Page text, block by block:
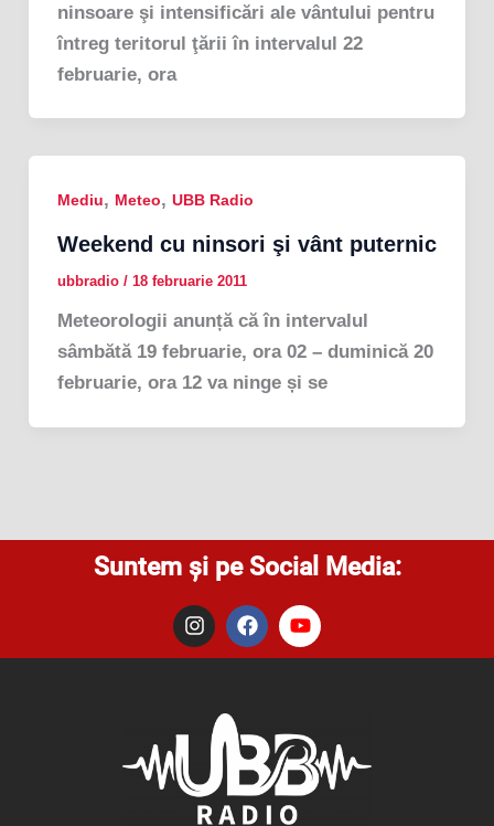
ninsoare şi intensificări ale vântului pentru
întreg teritorul ţării în intervalul 22
februarie, ora
Mediu, Meteo, UBB Radio
Weekend cu ninsori şi vânt puternic
ubbradio / 18 februarie 2011
Meteorologii anunță că în intervalul
sâmbătă 19 februarie, ora 02 – duminică 20
februarie, ora 12 va ninge și se
Suntem și pe Social Media:
I
n
s
m
F
a
c
o
k
Y
o
u
e